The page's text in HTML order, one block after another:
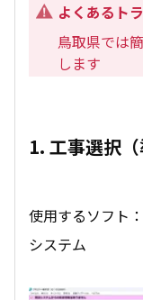
よくあるト
鳥取県では
します
1. 工事選択（
使用するソフト
システム